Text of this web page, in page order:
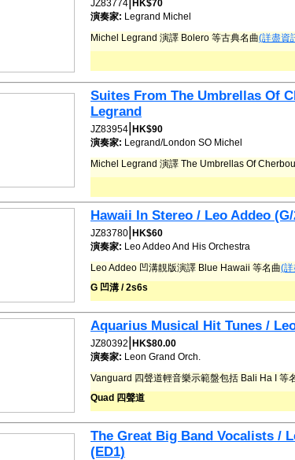
JZ83774 HK$70
演奏家: Legrand Michel
Michel Legrand 演譯 Bolero 等古典名曲(詳盡資
Suites From The Umbrellas Of
Legrand
JZ83954 HK$90
演奏家: Legrand/London SO Michel
Michel Legrand 演譯 The Umbrellas Of
Hawaii In Stereo / Leo Addeo
JZ83780 HK$60
演奏家: Leo Addeo And His Orchestra
Leo Addeo 凹溝靚版演譯 Blue Hawaii 等名曲(詳
G 凹溝 / 2s6s
Aquarius Musical Hit Tunes /
JZ80392 HK$80.00
演奏家: Leon Grand Orch.
Vanguard 四聲道輕音樂示範盤包括 Bali Ha I 等
Quad 四聲道
The Great Big Band Vocalists /
(ED1)